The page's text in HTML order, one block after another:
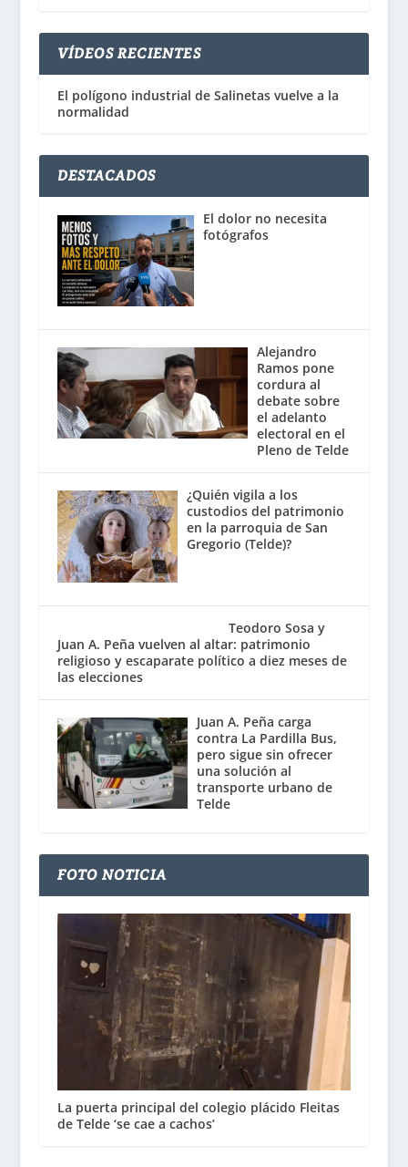
VÍDEOS RECIENTES
El polígono industrial de Salinetas vuelve a la
normalidad
DESTACADOS
El dolor no necesita
fotógrafos
Alejandro
Ramos pone
cordura al
debate sobre
el adelanto
electoral en el
Pleno de Telde
¿Quién vigila a los
custodios del patrimonio
en la parroquia de San
Gregorio (Telde)?
Teodoro Sosa y
Juan A. Peña vuelven al altar: patrimonio
religioso y escaparate político a diez meses de
las elecciones
Juan A. Peña carga
contra La Pardilla Bus,
pero sigue sin ofrecer
una solución al
transporte urbano de
Telde
FOTO NOTICIA
La puerta principal del colegio plácido Fleitas
de Telde ‘se cae a cachos’